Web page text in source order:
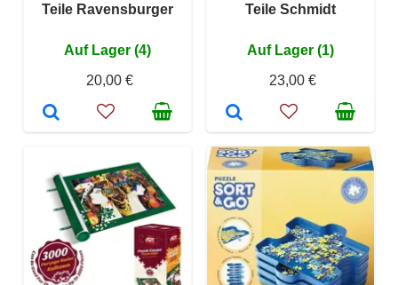
Teile Ravensburger
Auf Lager (4)
20,00 €
Teile Schmidt
Auf Lager (1)
23,00 €